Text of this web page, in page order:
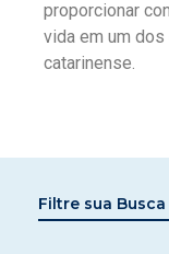
Filtre sua Busca
proporcionar
vida em um
catarinense.